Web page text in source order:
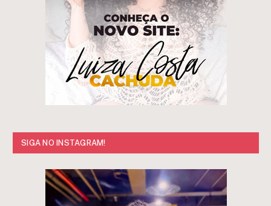
SIGA NO INSTAGRAM!